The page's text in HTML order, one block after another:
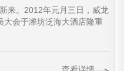
。2012年元月三日，威龙
会于潍坊泛海大酒店隆重